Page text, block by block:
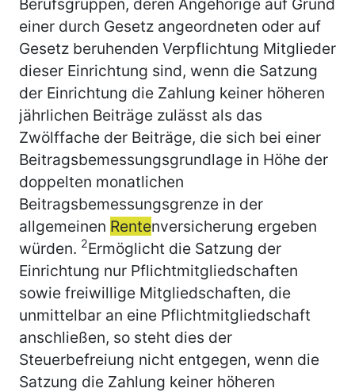
einer durch Gesetz angeordneten oder auf
Gesetz beruhenden Verpflichtung Mitglieder
dieser Einrichtung sind, wenn die Satzung
der Einrichtung die Zahlung keiner höheren
jährlichen Beiträge zulässt als das
Zwölffache der Beiträge, die sich bei einer
Beitragsbemessungsgrundlage in Höhe der
doppelten monatlichen
Beitragsbemessungsgrenze in der
allgemeinen Rentenversicherung ergeben
würden. 2Ermöglicht die Satzung der
Einrichtung nur Pflichtmitgliedschaften
sowie freiwillige Mitgliedschaften, die
unmittelbar an eine Pflichtmitgliedschaft
anschließen, so steht dies der
Steuerbefreiung nicht entgegen, wenn die
Satzung die Zahlung keiner höheren